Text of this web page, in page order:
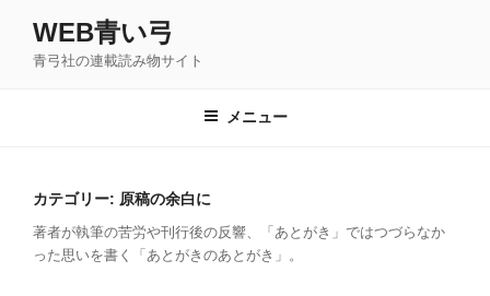
WEB青い弓
青弓社の連載読み物サイト
メニュー
カテゴリー: 原稿の余白に
著者が執筆の苦労や刊行後の反響、「あとがき」ではつづらなか
った思いを書く「あとがきのあとがき」。